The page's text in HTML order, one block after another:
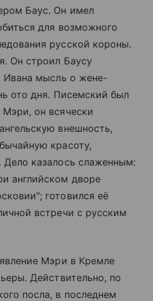
Баус. Он имел
для возможного
русской короны.
Он строил Баусу
Ивана мысль о жене-
ото дня. Писемский был
он всячески
внешность,
красоту,
Дело казалось слаженным:
английском дворе
готовился её
встречи с русским
Мэри в Кремле
Действительно, по
посла, в последнем